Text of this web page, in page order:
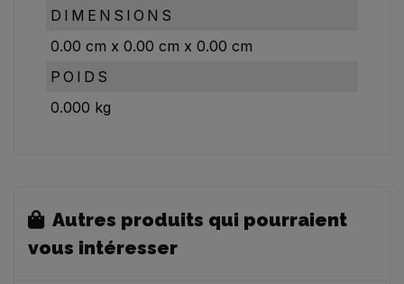
DIMENSIONS
0.00 cm x 0.00 cm x 0.00 cm
POIDS
0.000 kg
Autres produits qui pourraient
vous intéresser